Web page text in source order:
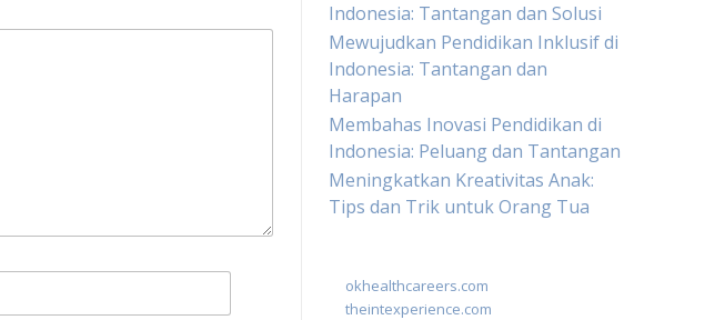
Indonesia: Tantangan dan Solusi
Mewujudkan Pendidikan Inklusif di
Indonesia: Tantangan dan
Harapan
Membahas Inovasi Pendidikan di
Indonesia: Peluang dan Tantangan
Meningkatkan Kreativitas Anak:
Tips dan Trik untuk Orang Tua
okhealthcareers.com
theintexperience.com